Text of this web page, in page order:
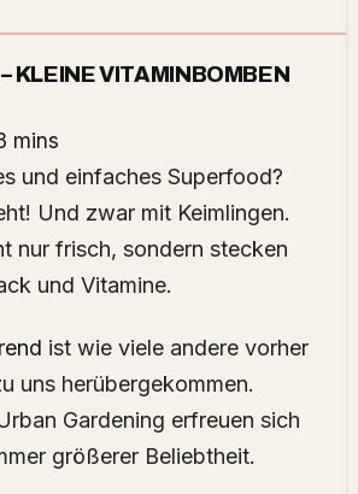
KLEINE VITAMINBOMBEN
und einfaches Superfood?
Und zwar mit Keimlingen.
nur frisch, sondern stecken
und Vitamine.
ist wie viele andere vorher
uns herübergekommen.
Gardening erfreuen sich
größerer Beliebtheit.